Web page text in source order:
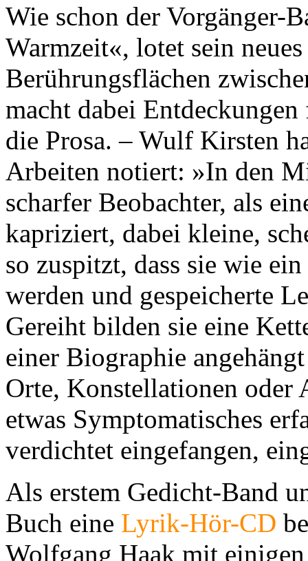
Wie schon der Vorgänger-
Warmzeit«, lotet sein
Berührungsflächen
macht dabei
die Prosa. – Wulf Kirsten
Arbeiten notiert: »In den
scharfer Beobachter, als
kapriziert, dabei kleine,
so zuspitzt, dass sie wie
werden und gespeicherte
Gereiht bilden sie eine
einer Biographie
Orte, Konstellationen
etwas Symptomatisches
verdichtet eingefangen,
Als erstem Gedicht-Band
Buch eine Lyrik-Hör-CD
Wolfgang Haak mit